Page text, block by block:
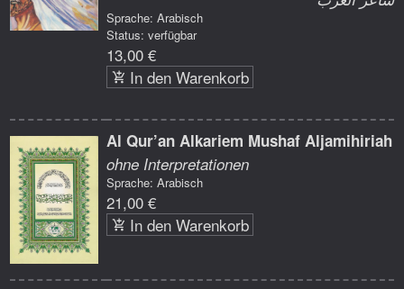
Sprache: Arabisch
Status: verfügbar
13,00 €
In den Warenkorb
Al Qur’an Alkariem Mushaf Aljamihiriah
ohne Interpretationen
Sprache: Arabisch
21,00 €
In den Warenkorb